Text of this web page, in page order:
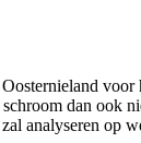
voor
dan ook
analyseren op